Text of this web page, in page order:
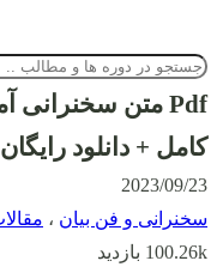
کامل + دانلود رایگان
2023/09/23
سخنرانی و فن بیان ،
100.26k بازدید